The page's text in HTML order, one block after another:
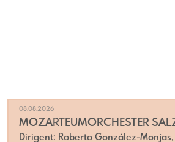
08.08.2026
MOZARTEUMORCHESTER
Dirigent: Roberto González-Monjas, Alexander